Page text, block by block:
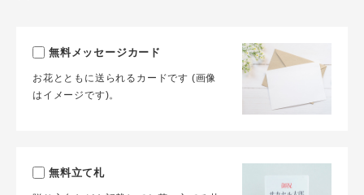
無料メッセージカード
お花とともに送られるカードです (画像
はイメージです)。
無料立て札